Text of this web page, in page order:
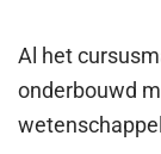
Al het
onderbouwd